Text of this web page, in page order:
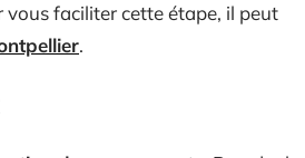
faciliter cette étape, il peut
.